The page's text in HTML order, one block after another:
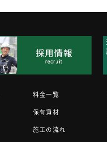
料金一覧
保有資材
施工の流れ